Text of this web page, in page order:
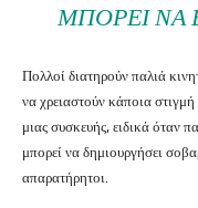
ΜΠΟΡΕΊ ΝΑ
Πολλοί διατηρούν παλιά
να χρειαστούν κάποια
μιας συσκευής, ειδικά όταν
μπορεί να δημιουργήσει
απαρατήρητοι.